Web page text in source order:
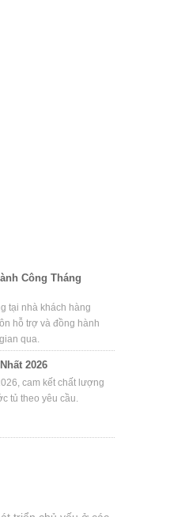
Công Tháng
tại nhà khách hàng
hỗ trợ và đồng hành
qua.
2026
cam kết chất lượng
tủ theo yêu cầu.